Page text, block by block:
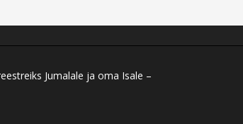
Jumalale ja oma Isale –